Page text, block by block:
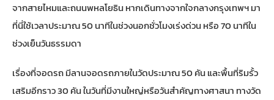
จากสายไหมและถนนพหลโยธิน หากเดินทางจากใจกลางกรุงเทพฯ มา
ที่นี่ใช้เวลาประมาณ 50 นาทีในช่วงนอกชั่วโมงเร่งด่วน หรือ 70 นาทีใน
ช่วงเย็นวันธรรมดา
เรื่องที่จอดรถ มีลานจอดรถภายในวัดประมาณ 50 คัน และพื้นที่ริมรั้ว
เสริมอีกราว 30 คัน ในวันที่มีงานใหญ่หรือวันสำคัญทางศาสนา ทางวัด